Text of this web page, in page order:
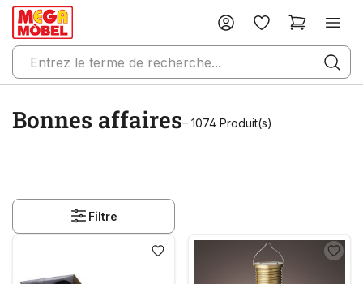
Bonnes affaires– 1074 Produit(s)
Filtre